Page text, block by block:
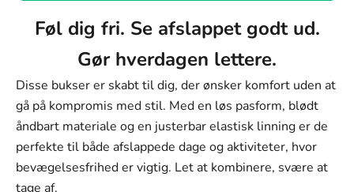
Farve
Lyseblå
Grå
Khaki
Grøn
Føl dig fri. Se afslappet godt ud.
Gør hverdagen lettere.
Disse bukser er skabt til dig, der ønsker komfort uden at
gå på kompromis med stil. Med en løs pasform, blødt
åndbart materiale og en justerbar elastisk linning er de
perfekte til både afslappede dage og aktiviteter, hvor
bevægelsesfrihed er vigtig. Let at kombinere, svære at
tage af.